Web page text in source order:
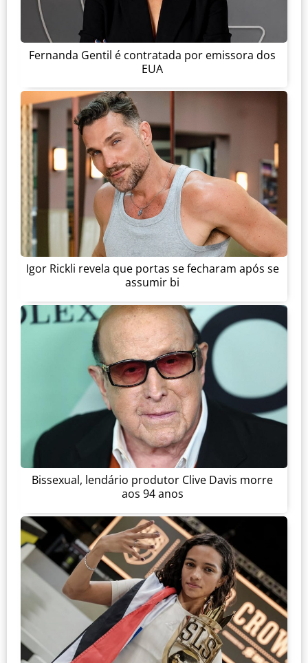
Fernanda Gentil é contratada por emissora dos
EUA
Igor Rickli revela que portas se fecharam após se
assumir bi
Bissexual, lendário produtor Clive Davis morre
aos 94 anos